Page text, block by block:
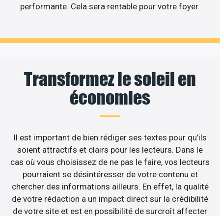
performante. Cela sera rentable pour votre foyer.
Transformez le soleil en
économies
Il est important de bien rédiger ses textes pour qu’ils
soient attractifs et clairs pour les lecteurs. Dans le
cas où vous choisissez de ne pas le faire, vos lecteurs
pourraient se désintéresser de votre contenu et
chercher des informations ailleurs. En effet, la qualité
de votre rédaction a un impact direct sur la crédibilité
de votre site et est en possibilité de surcroît affecter